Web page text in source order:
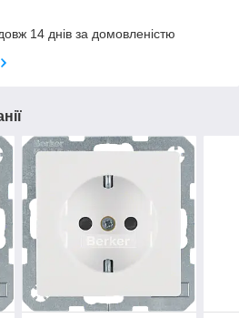
14 днів за домовленістю